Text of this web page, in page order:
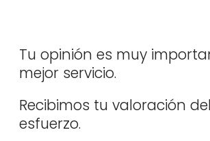
Tu opinión es muy
mejor servicio.
Recibimos tu valoración
esfuerzo.